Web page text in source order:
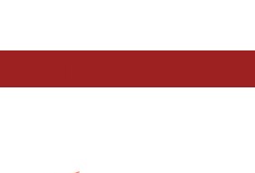
TESTE